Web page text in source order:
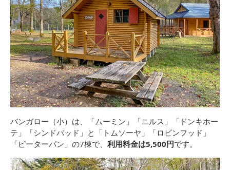
バンガロー（小）は、「ムーミン」「ニルス」「ドンキホー
テ」「シンドバッド」と「トムソーヤ」「ロビンフッド」
「ピーターパン」の7棟で、 利用料金は5,500円です。